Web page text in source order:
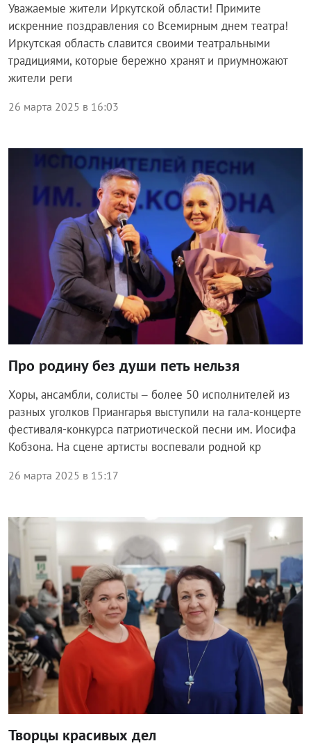
Уважаемые жители Иркутской области! Примите
искренние поздравления со Всемирным днем театра!
Иркутская область славится своими театральными
традициями, которые бережно хранят и приумножают
жители реги
26 марта 2025 в 16:03
Про родину без души петь нельзя
Хоры, ансамбли, солисты – более 50 исполнителей из
разных уголков Приангарья выступили на гала-концерте
фестиваля-конкурса патриотической песни им. Иосифа
Кобзона. На сцене артисты воспевали родной кр
26 марта 2025 в 15:17
Творцы красивых дел